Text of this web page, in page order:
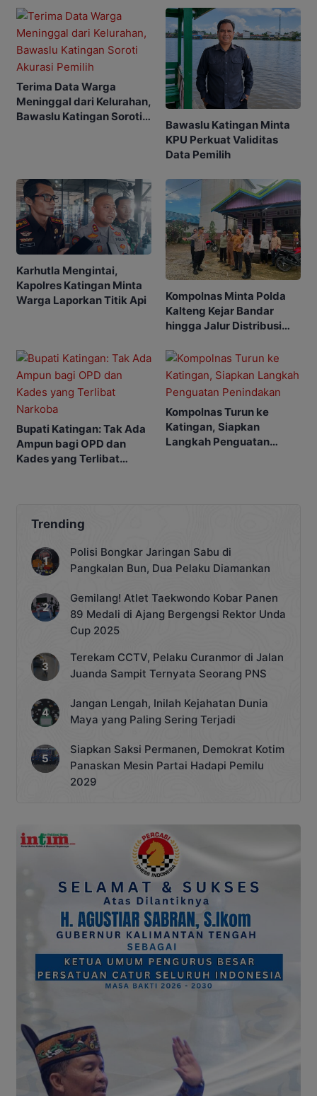
Terima Data Warga
Meninggal dari Kelurahan,
Bawaslu Katingan Soroti
Bawaslu Katingan Minta
KPU Perkuat Validitas
Data Pemilih
Karhutla Mengintai,
Kapolres Katingan Minta
Warga Laporkan Titik Api
Kompolnas Minta Polda
Kalteng Kejar Bandar
hingga Jalur Distribusi
Bupati Katingan: Tak Ada
Ampun bagi OPD dan
Kades yang Terlibat
Kompolnas Turun ke
Katingan, Siapkan
Langkah Penguatan
Trending
Polisi Bongkar Jaringan Sabu di
Pangkalan Bun, Dua Pelaku Diamankan
Gemilang! Atlet Taekwondo Kobar Panen
89 Medali di Ajang Bergengsi Rektor Unda
Cup 2025
Terekam CCTV, Pelaku Curanmor di Jalan
Juanda Sampit Ternyata Seorang PNS
Jangan Lengah, Inilah Kejahatan Dunia
Maya yang Paling Sering Terjadi
Siapkan Saksi Permanen, Demokrat Kotim
Panaskan Mesin Partai Hadapi Pemilu
2029